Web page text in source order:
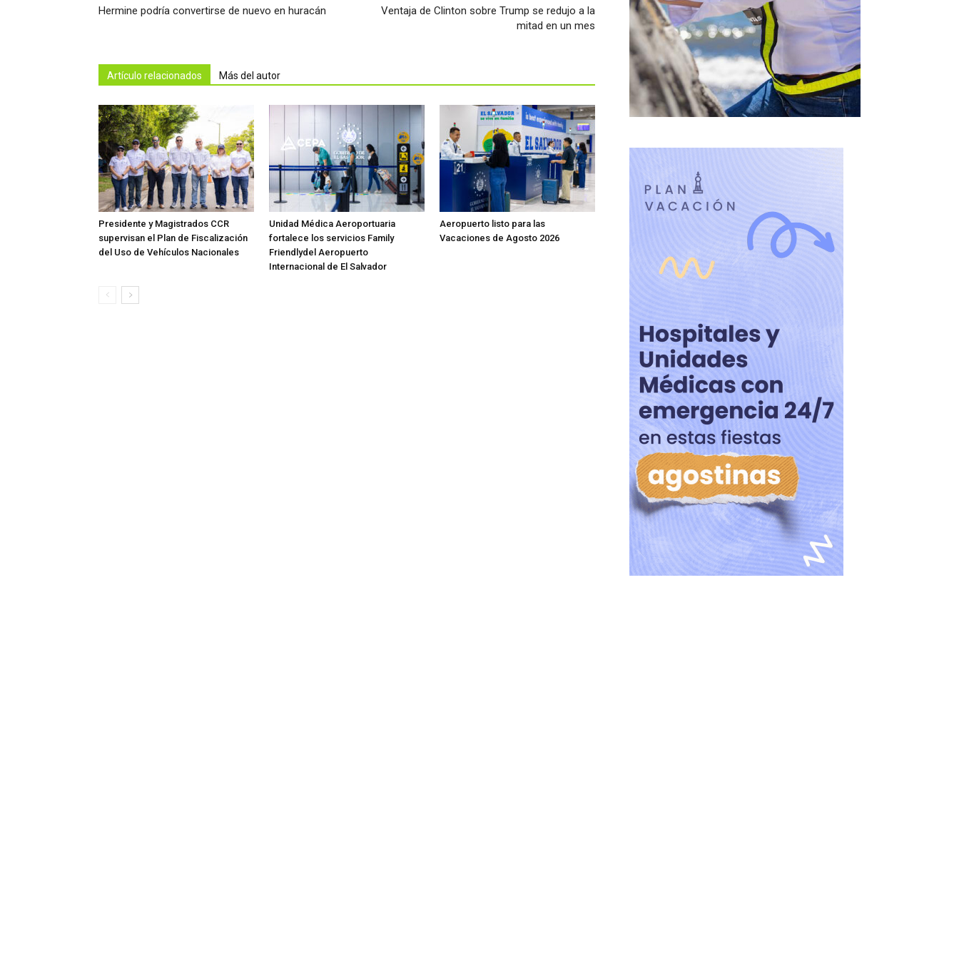
Hermine podría convertirse de nuevo en huracán
Ventaja de Clinton sobre Trump se redujo a la
mitad en un mes
Artículo relacionados Más del autor
Presidente y Magistrados CCR
supervisan el Plan de Fiscalización
del Uso de Vehículos Nacionales
Unidad Médica Aeroportuaria
fortalece los servicios Family
Friendlydel Aeropuerto
Internacional de El Salvador
Aeropuerto listo para las
Vacaciones de Agosto 2026